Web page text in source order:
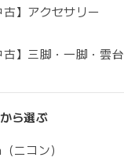
古】アクセサリー
古】三脚・一脚・雲台
ら選ぶ
ニコン）